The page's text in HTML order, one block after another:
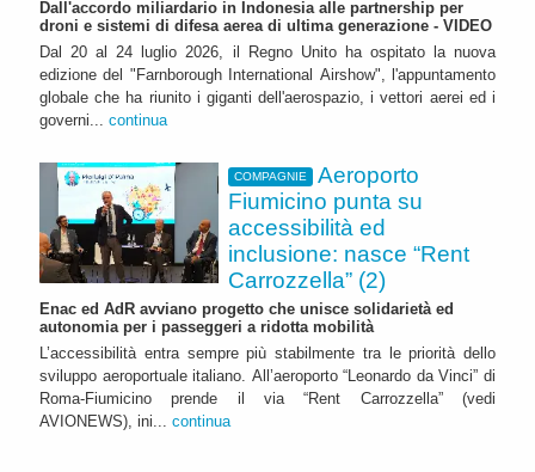
Dall'accordo miliardario in Indonesia alle partnership per
droni e sistemi di difesa aerea di ultima generazione - VIDEO
Dal 20 al 24 luglio 2026, il Regno Unito ha ospitato la nuova
edizione del "Farnborough International Airshow", l'appuntamento
globale che ha riunito i giganti dell'aerospazio, i vettori aerei ed i
governi... continua
COMPAGNIE
Aeroporto
Fiumicino punta su
accessibilità ed
inclusione: nasce “Rent
Carrozzella” (2)
Enac ed AdR avviano progetto che unisce solidarietà ed
autonomia per i passeggeri a ridotta mobilità
L’accessibilità entra sempre più stabilmente tra le priorità dello
sviluppo aeroportuale italiano. All’aeroporto “Leonardo da Vinci” di
Roma-Fiumicino prende il via “Rent Carrozzella” (vedi
AVIONEWS), ini... continua